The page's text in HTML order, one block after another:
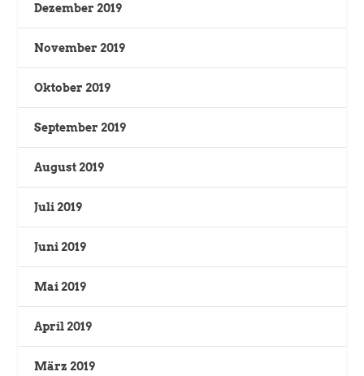
Dezember 2019
November 2019
Oktober 2019
September 2019
August 2019
Juli 2019
Juni 2019
Mai 2019
April 2019
März 2019